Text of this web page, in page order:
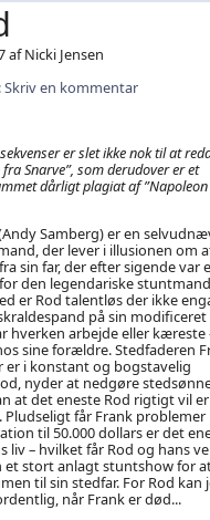
af Nicki Jensen
Skriv en kommentar
er slet ikke nok til at
fra Snarve”, som derudover er et
dårligt plagiat af ”Napoleon
Samberg) er en
der lever i illusionen om
sin far, der efter sigende var
den legendariske
er Rod talentløs der ikke
på sin modificeret
hverken arbejde eller kæreste
sine forældre. Stedfaderen
er i konstant og bogstavelig
nyder at nedgøre
at det eneste Rod rigtigt vil
får Frank problemer
til 50.000 dollars er det
liv – hvilket får Rod og hans
stort anlagt stuntshow for
til sin stedfar. For Rod kan
når Frank er død...